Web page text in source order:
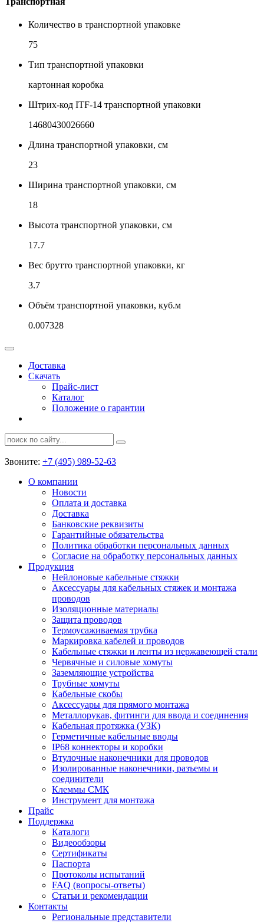
Количество в транспортной упаковке
75
Тип транспортной упаковки
картонная коробка
Штрих-код ITF-14 транспортной упаковки
14680430026660
Длина транспортной упаковки, см
23
Ширина транспортной упаковки, см
18
Высота транспортной упаковки, см
17.7
Вес брутто транспортной упаковки, кг
3.7
Объём транспортной упаковки, куб.м
0.007328
Доставка
Скачать
Прайс-лист
Каталог
Положение о гарантии
Звоните: +7 (495) 989-52-63
О компании
Новости
Оплата и доставка
Доставка
Банковские реквизиты
Гарантийные обязательства
Политика обработки персональных данных
Согласие на обработку персональных данных
Продукция
Нейлоновые кабельные стяжки
Аксессуары для кабельных стяжек и монтажа
проводов
Изоляционные материалы
Защита проводов
Термоусаживаемая трубка
Маркировка кабелей и проводов
Кабельные стяжки и ленты из нержавеющей стали
Червячные и силовые хомуты
Заземляющие устройства
Трубные хомуты
Кабельные скобы
Аксессуары для прямого монтажа
Металлорукав, фитинги для ввода и соединения
Кабельная протяжка (УЗК)
Герметичные кабельные вводы
IP68 коннекторы и коробки
Втулочные наконечники для проводов
Изолированные наконечники, разъемы и
соединители
Клеммы СМК
Инструмент для монтажа
Прайс
Поддержка
Каталоги
Видеообзоры
Сертификаты
Паспорта
Протоколы испытаний
FAQ (вопросы-ответы)
Статьи и рекомендации
Контакты
Региональные представители